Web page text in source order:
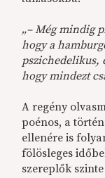
„– Még mindig
hogy a
pszichedelikus,
hogy mindezt
A regény
poénos, a
ellenére is
fölösleges
szereplők